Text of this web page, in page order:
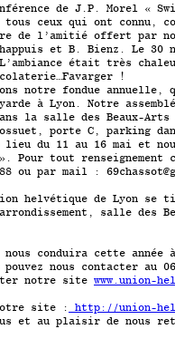
de J.P. Morel «
ceux qui ont connu,
de l’amitié offert par
et B. Bienz. Le 30
était très
!
notre fondue
à Lyon. Notre
la salle des Beaux-
porte C, parking
lieu du 11 au 16 mai et
Pour tout
ou par mail :
helvétique de Lyon se
salle des
nous conduira cette
pouvez nous contacter au
notre site www.union-
site : http://union-
et au plaisir de nous